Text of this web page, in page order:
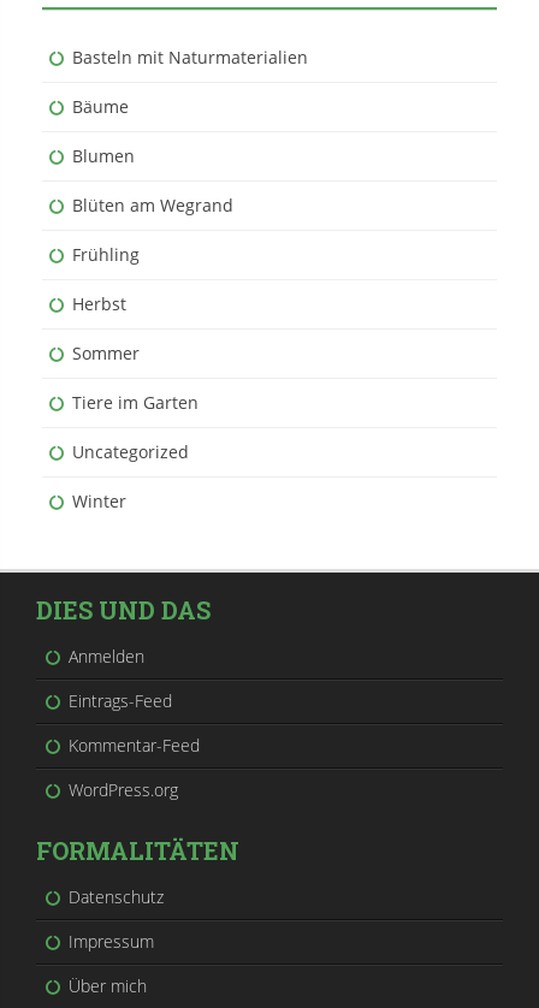
Basteln mit Naturmaterialien
Bäume
Blumen
Blüten am Wegrand
Frühling
Herbst
Sommer
Tiere im Garten
Uncategorized
Winter
DIES UND DAS
Anmelden
Eintrags-Feed
Kommentar-Feed
WordPress.org
FORMALITÄTEN
Datenschutz
Impressum
Über mich